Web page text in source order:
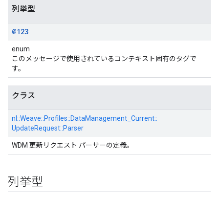
列挙型
@123
enum
このメッセージで使用されているコンテキスト固有のタグで
す。
クラス
nl::Weave::Profiles::DataManagement_Current::
UpdateRequest::Parser
WDM 更新リクエスト パーサーの定義。
列挙型